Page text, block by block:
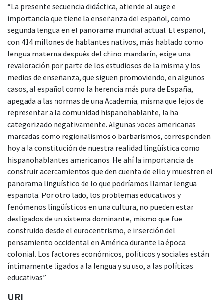
“La presente secuencia didáctica, atiende al auge e
importancia que tiene la enseñanza del español, como
segunda lengua en el panorama mundial actual. El español,
con 414 millones de hablantes nativos, más hablado como
lengua materna después del chino mandarín, exige una
revaloración por parte de los estudiosos de la misma y los
medios de enseñanza, que siguen promoviendo, en algunos
casos, al español como la herencia más pura de España,
apegada a las normas de una Academia, misma que lejos de
representar a la comunidad hispanohablante, la ha
categorizado negativamente. Algunas voces americanas
marcadas como regionalismos o barbarismos, corresponden
hoy a la constitución de nuestra realidad lingüística como
hispanohablantes americanos. He ahí la importancia de
construir acercamientos que den cuenta de ello y muestren el
panorama lingüístico de lo que podríamos llamar lengua
española. Por otro lado, los problemas educativos y
fenómenos lingüísticos en una cultura, no pueden estar
desligados de un sistema dominante, mismo que fue
construido desde el eurocentrismo, e inserción del
pensamiento occidental en América durante la época
colonial. Los factores económicos, políticos y sociales están
íntimamente ligados a la lengua y su uso, a las políticas
educativas”
URI